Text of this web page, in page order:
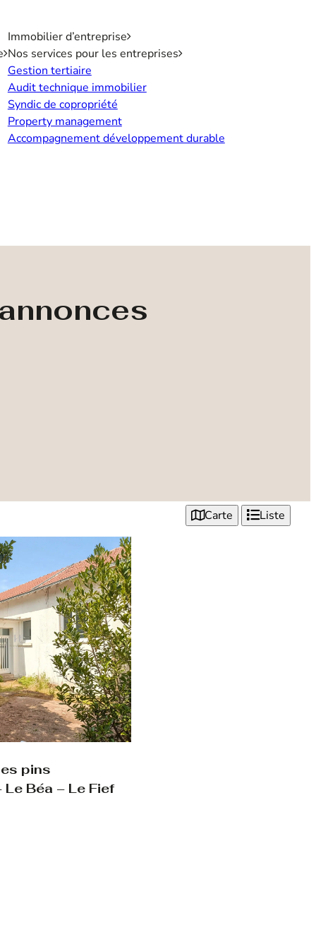
Immobilier d’entreprise
Nos services pour les entreprises
Gestion tertiaire
Audit technique immobilier
Syndic de copropriété
Property management
Accompagnement développement durable
Carte Liste
pins
Le Béa – Le Fief